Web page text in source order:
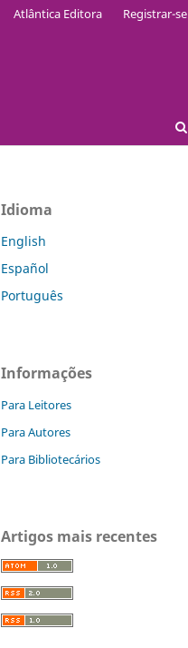
Atlântica Editora Registrar-se
Idioma
English
Español
Português
Informações
Para Leitores
Para Autores
Para Bibliotecários
Artigos mais recentes